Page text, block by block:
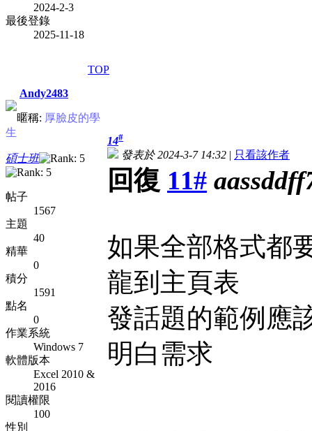
2024-2-3
最後登錄
2025-11-18
TOP
Andy2483
暱稱: 厚臉皮的學
生
碩士班
帖子
1567
主題
40
精華
0
積分
1591
點名
0
作業系統
Windows 7
軟體版本
Excel 2010 &
2016
閱讀權限
100
性別
14#
發表於 2024-3-7 14:32 | 只看該作者
回復 11#
如果全部格式都
龍到主頁表
發話題的範例應
明白需求